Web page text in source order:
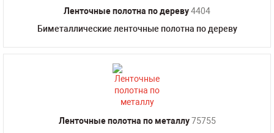
Ленточные полотна по дереву4404
Биметаллические ленточные полотна по дереву
Ленточные полотна по металлу75755